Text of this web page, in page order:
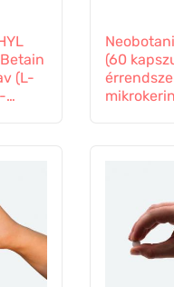
Betain
(L-
(60